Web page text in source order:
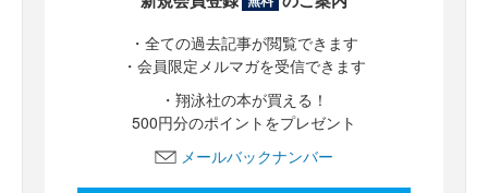
・全ての過去記事が閲覧できます
・会員限定メルマガを受信できます
・翔泳社の本が買える！
500円分のポイントをプレゼント
メールバックナンバー